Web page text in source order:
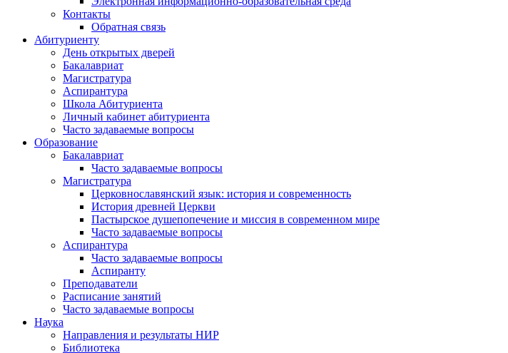
Контакты
Обратная связь
Абитуриенту
День открытых дверей
Бакалавриат
Магистратура
Аспирантура
Школа Абитуриента
Личный кабинет абитуриента
Часто задаваемые вопросы
Образование
Бакалавриат
Часто задаваемые вопросы
Магистратура
Церковнославянский язык: история и современность
История древней Церкви
Пастырское душепопечение и миссия в современном мире
Часто задаваемые вопросы
Аспирантура
Часто задаваемые вопросы
Аспиранту
Преподаватели
Расписание занятий
Часто задаваемые вопросы
Наука
Направления и результаты НИР
Библиотека